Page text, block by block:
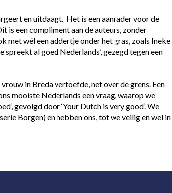
en uitdaagt.  Het is een aanrader voor de
is een compliment aan de auteurs, zonder
met wél een addertje onder het gras, zoals Ineke
spreekt al goed Nederlands’, gezegd tegen een
in Breda vertoefde, net over de grens. Een
mooiste Nederlands een vraag, waarop we
gevolgd door ‘Your Dutch is very good’. We
Borgen) en hebben ons, tot we veilig en wel in